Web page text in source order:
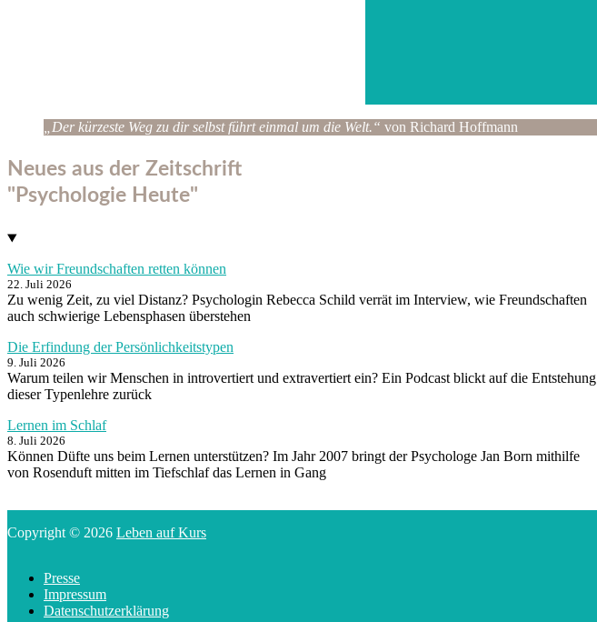
„Der kürzeste Weg zu dir selbst führt einmal um die Welt.“ von Richard Hoffmann
Neues aus der Zeitschrift
"Psychologie Heute"
Wie wir Freundschaften retten können
22. Juli 2026
Zu wenig Zeit, zu viel Distanz? Psychologin Rebecca Schild verrät im Interview, wie Freundschaften
auch schwierige Lebensphasen überstehen
Die Erfindung der Persönlichkeitstypen
9. Juli 2026
Warum teilen wir Menschen in introvertiert und extravertiert ein? Ein Podcast blickt auf die Entstehung
dieser Typenlehre zurück
Lernen im Schlaf
8. Juli 2026
Können Düfte uns beim Lernen unterstützen? Im Jahr 2007 bringt der Psychologe Jan Born mithilfe
von Rosenduft mitten im Tiefschlaf das Lernen in Gang
Copyright © 2026 Leben auf Kurs
Presse
Impressum
Datenschutzerklärung